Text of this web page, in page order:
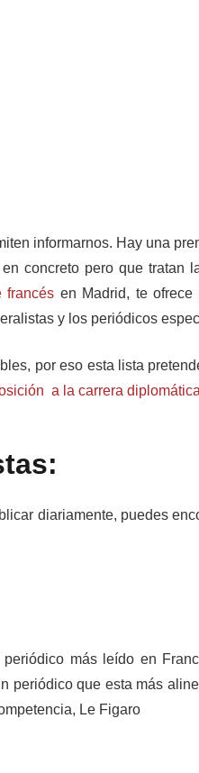
informarnos. Hay una
concreto pero que tratan
francés en Madrid, te
y los periódicos
por eso esta lista
a la carrera diplomática
diariamente, puedes
más leído en
periódico que esta más
Le Figaro